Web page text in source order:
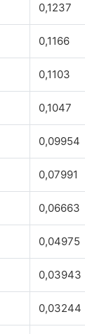
0,1237
0,1166
0,1103
0,1047
0,09954
0,07991
0,06663
0,04975
0,03943
0,03244